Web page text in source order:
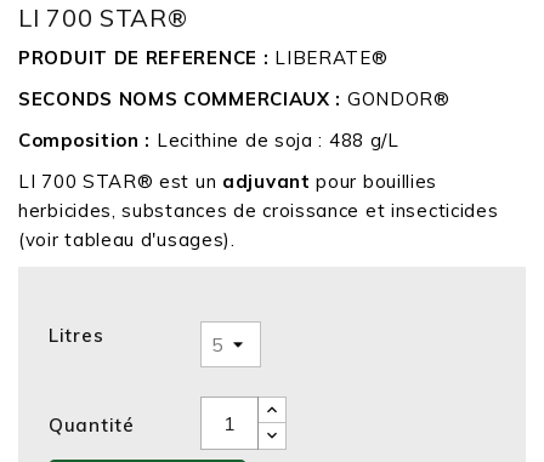
LI 700 STAR®
PRODUIT DE REFERENCE : LIBERATE®
SECONDS NOMS COMMERCIAUX : GONDOR®
Composition : Lecithine de soja : 488 g/L
LI 700 STAR® est un adjuvant pour bouillies
herbicides, substances de croissance et insecticides
(voir tableau d'usages).
Litres
Quantité